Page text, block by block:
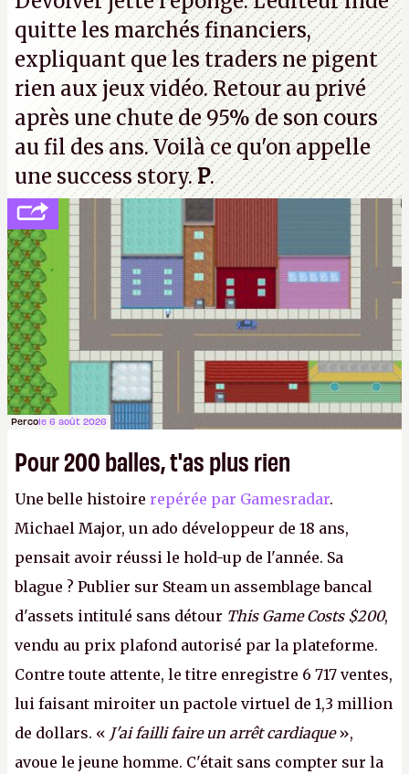
d'étaler sa confiture intellectuelle sur vos
souvenirs d'enfance.P.
quitte les marchés financiers,
expliquant que les traders ne pigent
rien aux jeux vidéo. Retour au privé
après une chute de 95% de son cours
au fil des ans. Voilà ce qu'on appelle
une success story.P.
Percole 6 août 2026
Pour 200 balles, t'as plus rien
Une belle histoire repérée par Gamesradar.
Michael Major, un ado développeur de 18 ans,
pensait avoir réussi le hold-up de l'année. Sa
blague ? Publier sur Steam un assemblage bancal
d'assets intitulé sans détour This Game Costs $200,
vendu au prix plafond autorisé par la plateforme.
Contre toute attente, le titre enregistre 6 717 ventes,
lui faisant miroiter un pactole virtuel de 1,3 million
de dollars. « J'ai failli faire un arrêt cardiaque»,
avoue le jeune homme. C'était sans compter sur la